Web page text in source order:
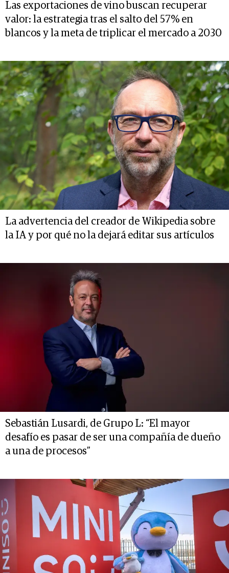
Las exportaciones de vino buscan recuperar
valor: la estrategia tras el salto del 57% en
blancos y la meta de triplicar el mercado a 2030
La advertencia del creador de Wikipedia sobre
la IA y por qué no la dejará editar sus artículos
Sebastián Lusardi, de Grupo L: “El mayor
desafío es pasar de ser una compañía de dueño
a una de procesos”